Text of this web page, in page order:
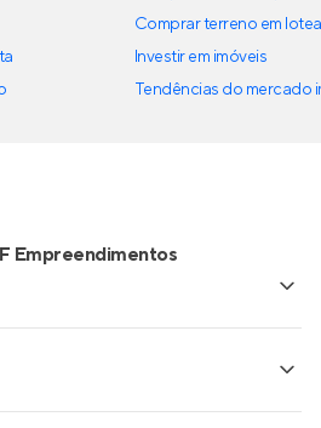
Comprar terreno em
Investir em imóveis
Tendências do mercado
Empreendimentos